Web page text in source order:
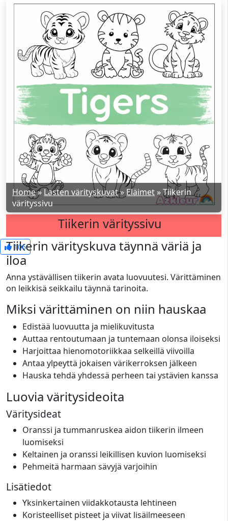
Home» Lasten värityskuvat» Eläimet »Tiikerin
värityssivu
Tiikerin värityssivu
106
Tiikerin värityskuva täynnä väriä ja
iloa
Anna ystävällisen tiikerin avata luovuutesi. Värittäminen
on leikkisä seikkailu täynnä tarinoita.
Miksi värittäminen on niin hauskaa
Edistää luovuutta ja mielikuvitusta
Auttaa rentoutumaan ja tuntemaan olonsa iloiseksi
Harjoittaa hienomotoriikkaa selkeillä viivoilla
Antaa ylpeyttä jokaisen värikerroksen jälkeen
Hauska tehdä yhdessä perheen tai ystävien kanssa
Luovia väritysideoita
Väritysideat
Oranssi ja tummanruskea aidon tiikerin ilmeen
luomiseksi
Keltainen ja oranssi leikillisen kuvion luomiseksi
Pehmeitä harmaan sävyjä varjoihin
Lisätiedot
Yksinkertainen viidakkotausta lehtineen
Koristeelliset pisteet ja viivat lisäilmeeseen